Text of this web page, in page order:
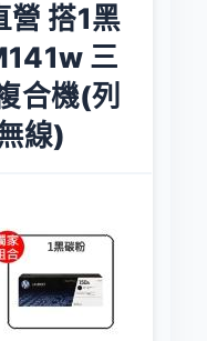
營 搭1黑
三
合機(列
線)